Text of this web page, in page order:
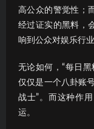
高公众的警觉性；
经过证实的黑料，
响到公众对娱乐行业
无论如何，“每日
仅仅是一个八卦账
战士”。而这种作
运。